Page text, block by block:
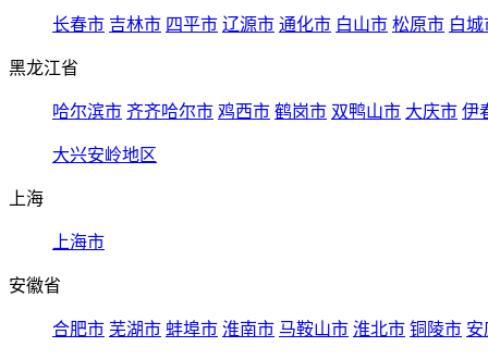
长春市 吉林市 四平市 辽源市 通化市 白山市 松原市 白城
黑龙江省
哈尔滨市 齐齐哈尔市 鸡西市 鹤岗市 双鸭山市 大庆市 伊
大兴安岭地区
上海
上海市
安徽省
合肥市 芜湖市 蚌埠市 淮南市 马鞍山市 淮北市 铜陵市 安